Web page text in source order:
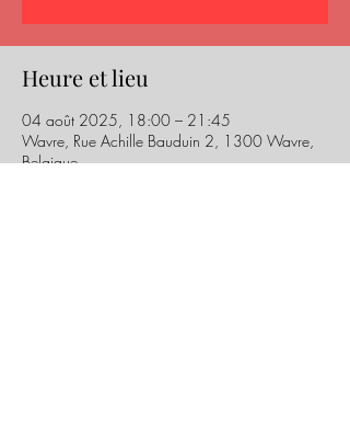
Heure et lieu
04 août 2025, 18:00 – 21:45
Wavre, Rue Achille Bauduin 2, 1300 Wavre,
Belgique